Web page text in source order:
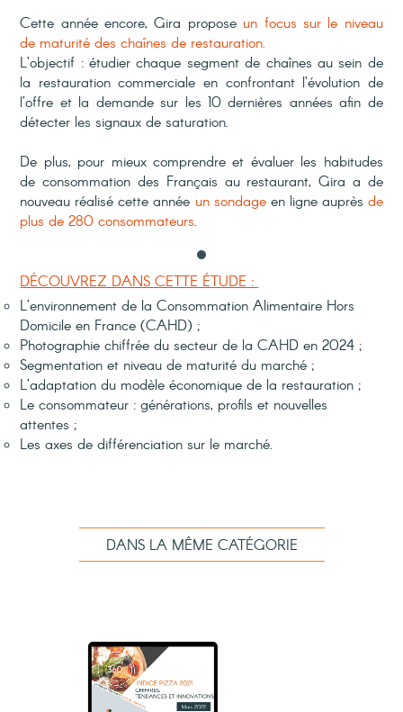
Cette année encore, Gira propose un focus sur le niveau
de maturité des chaînes de restauration.
L’objectif : étudier chaque segment de chaînes au sein de
la restauration commerciale en confrontant l’évolution de
l’offre et la demande sur les 10 dernières années afin de
détecter les signaux de saturation.
De plus, pour mieux comprendre et évaluer les habitudes
de consommation des Français au restaurant, Gira a de
nouveau réalisé cette année un sondageen ligne auprès de
plus de 280 consommateurs.
DÉCOUVREZ DANS CETTE ÉTUDE :
L’environnement de la Consommation Alimentaire Hors
Domicile en France (CAHD) ;
Photographie chiffrée du secteur de la CAHD en 2024 ;
Segmentation et niveau de maturité du marché ;
L’adaptation du modèle économique de la restauration ;
Le consommateur : générations, profils et nouvelles
attentes ;
Les axes de différenciation sur le marché.
DANS LA MÊME CATÉGORIE